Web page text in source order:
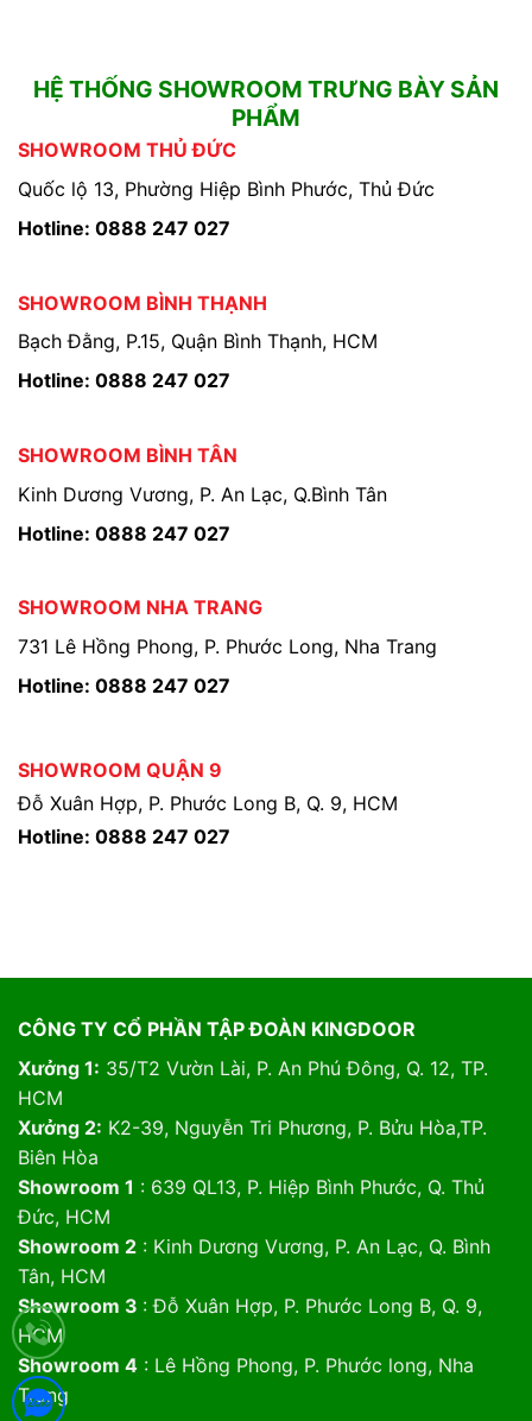
HỆ THỐNG SHOWROOM TRƯNG BÀY SẢN
PHẨM
SHOWROOM THỦ ĐỨC
Quốc lộ 13, Phường Hiệp Bình Phước, Thủ Đức
Hotline: 0888 247 027
SHOWROOM BÌNH THẠNH
Bạch Đằng, P.15, Quận Bình Thạnh, HCM
Hotline: 0888 247 027
SHOWROOM BÌNH TÂN
Kinh Dương Vương, P. An Lạc, Q.Bình Tân
Hotline: 0888 247 027
SHOWROOM NHA TRANG
731 Lê Hồng Phong, P. Phước Long, Nha Trang
Hotline: 0888 247 027
SHOWROOM QUẬN 9
Đỗ Xuân Hợp, P. Phước Long B, Q. 9, HCM
Hotline: 0888 247 027
CÔNG TY CỔ PHẦN TẬP ĐOÀN KINGDOOR
Xưởng 1: 35/T2 Vườn Lài, P. An Phú Đông, Q. 12, TP.
HCM
Xưởng 2: K2-39, Nguyễn Tri Phương, P. Bửu Hòa,TP.
Biên Hòa
Showroom 1 : 639 QL13, P. Hiệp Bình Phước, Q. Thủ
Đức, HCM
Showroom 2: Kinh Dương Vương, P. An Lạc, Q. Bình
Tân, HCM
Showroom 3 : Đỗ Xuân Hợp, P. Phước Long B, Q. 9,
HCM
Showroom 4: Lê Hồng Phong, P. Phước long, Nha
Trang